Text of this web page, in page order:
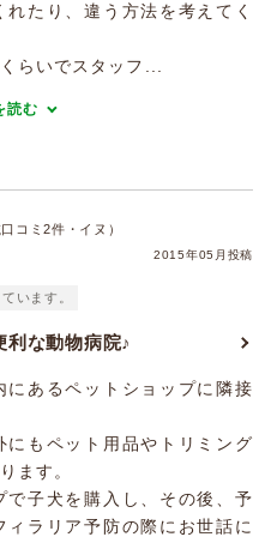
たり、違う方法を考えてく
らいでスタッフ...
読む
コミ2件・イヌ）
2015年05月投稿
います。
利な動物病院♪
にあるペットショップに隣接
にもペット用品やトリミング
ます。
子犬を購入し、その後、予
ラリア予防の際にお世話に